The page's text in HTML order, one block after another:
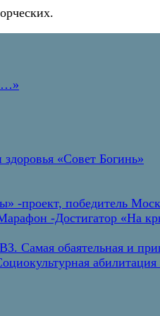
«Совет Богинь»
-проект, победитель
-Достигатор «На
Самая обаятельная и